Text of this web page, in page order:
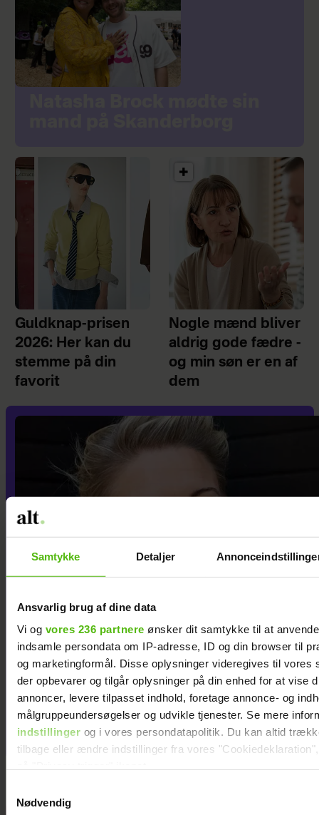
Samtykke Detaljer
Ansvarlig brug af dine data
Vi og vores 236 partnere ønsker dit samtykke til at
indsamle persondata om IP-adresse, ID og din browser til
og marketingformål. Disse oplysninger videregives til vores
der opbevarer og tilgår oplysninger på din enhed for at vise
annoncer, levere tilpasset indhold, foretage annonce- og
målgruppeundersøgelser og udvikle tjenester. Se mere
indstillingerog i vores persondatapolitik. Du kan altid
tilbage eller ændre indstillinger fra vores
Dine valg anvendes på hele websitet.
Nødvendig
Guldknap-prisen
2026: Her kan du
stemme på din
favorit
Nogle mænd bliver
aldrig gode fædre -
og min søn er en af
dem
Mette Helena Rasmussen har
fået en hobby, hun aldrig
havde forestillet sig, hun ville
få